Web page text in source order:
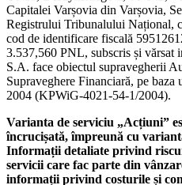
Capitalei Varșovia din Varșovia,
Registrului Tribunalului Național,
cod de identificare fiscală
3.537,560 PNL, subscris și
S.A. face obiectul supravegherii
Supraveghere Financiară, pe
2004 (KPWiG-4021-54-1/2004).
Varianta de serviciu „Acțiuni”
încrucișată, împreună cu
Informații detaliate privind
servicii care fac parte din
informații privind costurile și